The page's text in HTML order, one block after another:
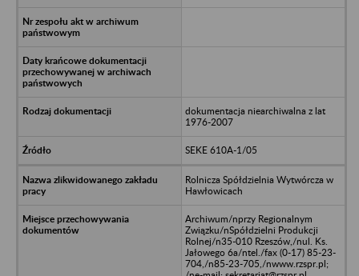
dokumentacja niearchiwalna z lat
1976-2007
SEKE 610A-1/05
Rolnicza Spółdzielnia Wytwórcza w
Hawłowicach
Archiwum/nprzy Regionalnym
Związku/nSpółdzielni Produkcji
Rolnej/n35-010 Rzeszów,/nul. Ks.
Jałowego 6a/ntel./fax (0-17) 85-23-
704,/n85-23-705,/nwww.rzspr.pl;